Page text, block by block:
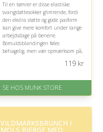
Til en tømrer er disse elastiske
svangstøttesokker glimrende, fordi
den ekstra støtte og gode pasform
kan give mere komfort under lange
arbejdsdage på benene.
Bomuldsblandingen føles
behagelig, men vær opmærksom på,
På lager
Levering: 1-2 dages levering
på 4.7 ud af 5
119kr
SE HOS MUNK STORE
VILDMARKSBRUNCH I
MOLS BJERGE MED